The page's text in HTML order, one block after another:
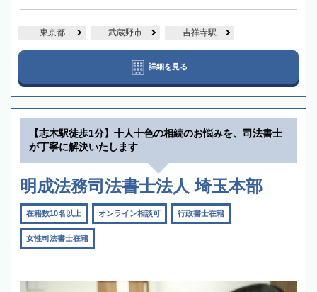
東京都 武蔵野市 吉祥寺駅
詳細を見る
【志木駅徒歩1分】十人十色の相続のお悩みを、司法書士
が丁寧に解決いたします
明成法務司法書士法人 埼玉本部
在籍数10名以上 オンライン相談可 行政書士在籍
女性司法書士在籍